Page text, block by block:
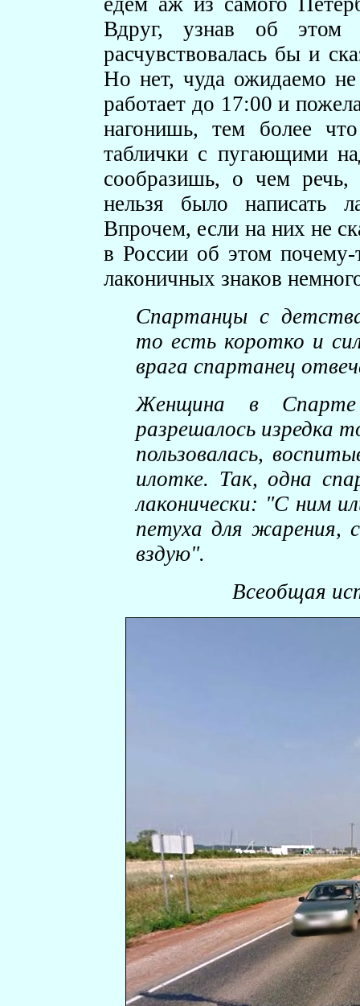
Вдруг, узнав об этом
расчувствовалась бы и
Но нет, чуда ожидаемо
работает до 17:00 и
нагонишь, тем более
таблички с пугающими
сообразишь, о чем
нельзя было написать
Впрочем, если на них не
в России об этом почему-
лаконичных знаков
Спартанцы с детства
то есть коротко и
врага спартанец
Женщина в Спарте
разрешалось изредка
пользовалась,
илотке. Так, одна
лаконически: "С ним
петуха для жарения,
вздую".
Всеобщая